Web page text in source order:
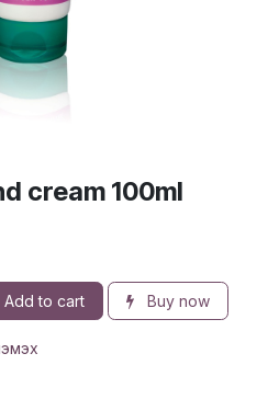
cream 100ml
Add to cart Buy now